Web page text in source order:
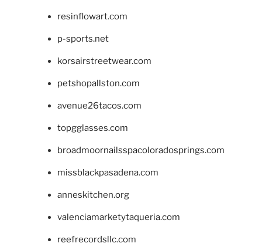
resinflowart.com
p-sports.net
korsairstreetwear.com
petshopallston.com
avenue26tacos.com
topgglasses.com
broadmoornailsspacoloradosprings.com
missblackpasadena.com
anneskitchen.org
valenciamarketytaqueria.com
reefrecordsllc.com